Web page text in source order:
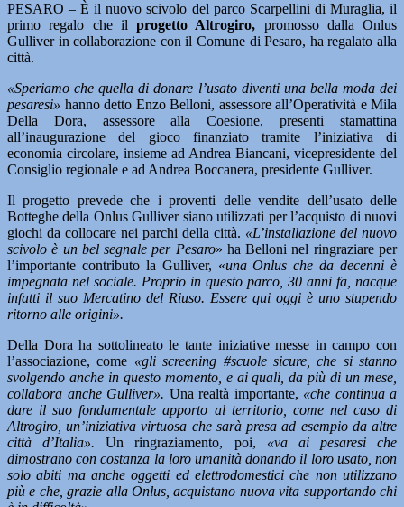
PESARO – È il nuovo scivolo del parco Scarpellini di Muraglia, il
primo regalo che il progetto Altrogiro, promosso dalla Onlus
Gulliver in collaborazione con il Comune di Pesaro, ha regalato alla
città.
«Speriamo che quella di donare l’usato diventi una bella moda dei
pesaresi» hanno detto Enzo Belloni, assessore all’Operatività e Mila
Della Dora, assessore alla Coesione, presenti stamattina
all’inaugurazione del gioco finanziato tramite l’iniziativa di
economia circolare, insieme ad Andrea Biancani, vicepresidente del
Consiglio regionale e ad Andrea Boccanera, presidente Gulliver.
Il progetto prevede che i proventi delle vendite dell’usato delle
Botteghe della Onlus Gulliver siano utilizzati per l’acquisto di nuovi
giochi da collocare nei parchi della città. «L’installazione del nuovo
scivolo è un bel segnale per Pesaro» ha Belloni nel ringraziare per
l’importante contributo la Gulliver, «una Onlus che da decenni è
impegnata nel sociale. Proprio in questo parco, 30 anni fa, nacque
infatti il suo Mercatino del Riuso. Essere qui oggi è uno stupendo
ritorno alle origini».
Della Dora ha sottolineato le tante iniziative messe in campo con
l’associazione, come «gli screening #scuole sicure, che si stanno
svolgendo anche in questo momento, e ai quali, da più di un mese,
collabora anche Gulliver». Una realtà importante, «che continua a
dare il suo fondamentale apporto al territorio, come nel caso di
Altrogiro, un’iniziativa virtuosa che sarà presa ad esempio da altre
città d’Italia». Un ringraziamento, poi, «va ai pesaresi che
dimostrano con costanza la loro umanità donando il loro usato, non
solo abiti ma anche oggetti ed elettrodomestici che non utilizzano
più e che, grazie alla Onlus, acquistano nuova vita supportando chi